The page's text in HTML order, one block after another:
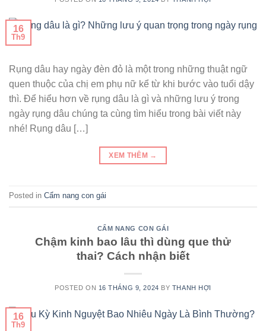
16
Th9
Rụng dâu hay ngày đèn đỏ là một trong những thuật ngữ
quen thuộc của chị em phụ nữ kể từ khi bước vào tuổi dậy
thì. Để hiểu hơn về rụng dâu là gì và những lưu ý trong
ngày rụng dâu chúng ta cùng tìm hiểu trong bài viết này
nhé! Rụng dâu […]
XEM THÊM →
Posted in Cẩm nang con gái
CẨM NANG CON GÁI
Chậm kinh bao lâu thì dùng que thử
thai? Cách nhận biết
POSTED ON 16 THÁNG 9, 2024 BY THANH HỢI
16
Th9